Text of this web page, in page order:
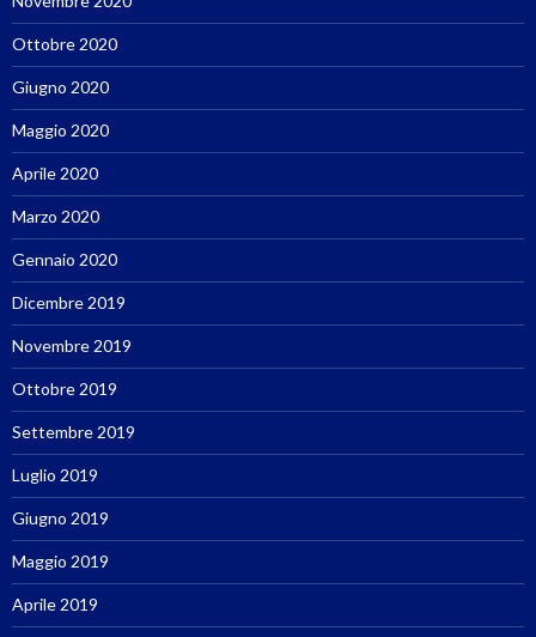
Ottobre 2020
Giugno 2020
Maggio 2020
Aprile 2020
Marzo 2020
Gennaio 2020
Dicembre 2019
Novembre 2019
Ottobre 2019
Settembre 2019
Luglio 2019
Giugno 2019
Maggio 2019
Aprile 2019